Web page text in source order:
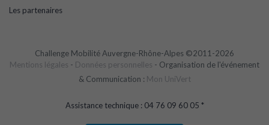
Les partenaires
Challenge Mobilité Auvergne-Rhône-Alpes ©2011-2026
Mentions légales - Données personnelles - Organisation de l'événement
& Communication : Mon UniVert
Assistance technique : 04 76 09 60 05 *